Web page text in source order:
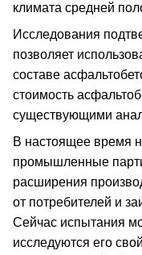
климата средней
Исследования
позволяет
составе
стоимость
существующими
В настоящее время
промышленные
расширения
от потребителей и
Сейчас испытания
исследуются его